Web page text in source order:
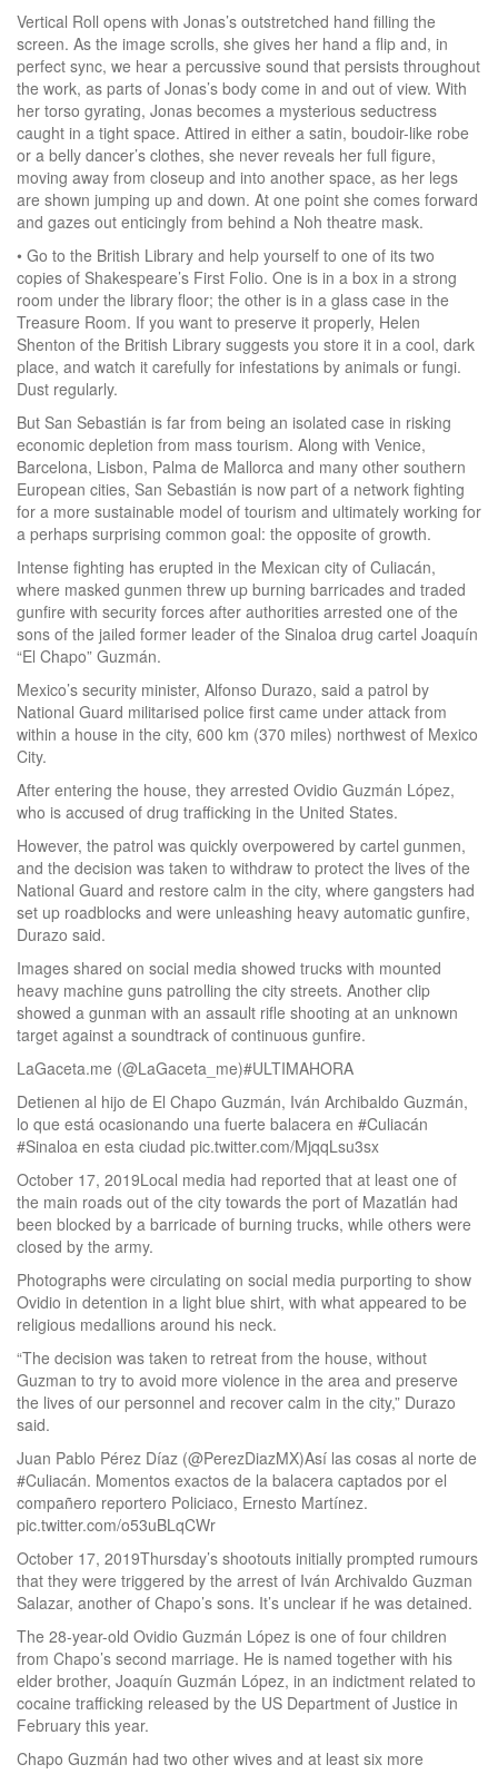
Vertical Roll opens with Jonas’s outstretched hand filling the
screen. As the image scrolls, she gives her hand a flip and, in
perfect sync, we hear a percussive sound that persists throughout
the work, as parts of Jonas’s body come in and out of view. With
her torso gyrating, Jonas becomes a mysterious seductress
caught in a tight space. Attired in either a satin, boudoir-like robe
or a belly dancer’s clothes, she never reveals her full figure,
moving away from closeup and into another space, as her legs
are shown jumping up and down. At one point she comes forward
and gazes out enticingly from behind a Noh theatre mask.
• Go to the British Library and help yourself to one of its two
copies of Shakespeare’s First Folio. One is in a box in a strong
room under the library floor; the other is in a glass case in the
Treasure Room. If you want to preserve it properly, Helen
Shenton of the British Library suggests you store it in a cool, dark
place, and watch it carefully for infestations by animals or fungi.
Dust regularly.
But San Sebastián is far from being an isolated case in risking
economic depletion from mass tourism. Along with Venice,
Barcelona, Lisbon, Palma de Mallorca and many other southern
European cities, San Sebastián is now part of a network fighting
for a more sustainable model of tourism and ultimately working for
a perhaps surprising common goal: the opposite of growth.
Intense fighting has erupted in the Mexican city of Culiacán,
where masked gunmen threw up burning barricades and traded
gunfire with security forces after authorities arrested one of the
sons of the jailed former leader of the Sinaloa drug cartel Joaquín
“El Chapo” Guzmán.
Mexico’s security minister, Alfonso Durazo, said a patrol by
National Guard militarised police first came under attack from
within a house in the city, 600 km (370 miles) northwest of Mexico
City.
After entering the house, they arrested Ovidio Guzmán López,
who is accused of drug trafficking in the United States.
However, the patrol was quickly overpowered by cartel gunmen,
and the decision was taken to withdraw to protect the lives of the
National Guard and restore calm in the city, where gangsters had
set up roadblocks and were unleashing heavy automatic gunfire,
Durazo said.
Images shared on social media showed trucks with mounted
heavy machine guns patrolling the city streets. Another clip
showed a gunman with an assault rifle shooting at an unknown
target against a soundtrack of continuous gunfire.
LaGaceta.me (@LaGaceta_me)#ULTIMAHORA
Detienen al hijo de El Chapo Guzmán, Iván Archibaldo Guzmán,
lo que está ocasionando una fuerte balacera en #Culiacán
#Sinaloa en esta ciudad pic.twitter.com/MjqqLsu3sx
October 17, 2019Local media had reported that at least one of
the main roads out of the city towards the port of Mazatlán had
been blocked by a barricade of burning trucks, while others were
closed by the army.
Photographs were circulating on social media purporting to show
Ovidio in detention in a light blue shirt, with what appeared to be
religious medallions around his neck.
“The decision was taken to retreat from the house, without
Guzman to try to avoid more violence in the area and preserve
the lives of our personnel and recover calm in the city,” Durazo
said.
Juan Pablo Pérez Díaz (@PerezDiazMX)Así las cosas al norte de
#Culiacán. Momentos exactos de la balacera captados por el
compañero reportero Policiaco, Ernesto Martínez.
pic.twitter.com/o53uBLqCWr
October 17, 2019Thursday’s shootouts initially prompted rumours
that they were triggered by the arrest of Iván Archivaldo Guzman
Salazar, another of Chapo’s sons. It’s unclear if he was detained.
The 28-year-old Ovidio Guzmán López is one of four children
from Chapo’s second marriage. He is named together with his
elder brother, Joaquín Guzmán López, in an indictment related to
cocaine trafficking released by the US Department of Justice in
February this year.
Chapo Guzmán had two other wives and at least six more